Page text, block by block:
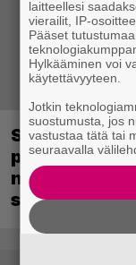
Sony kertoo
pelilevyjen
nousseen
laitteellesi
vierailit, IP-
Pääset
Hylkääminen voi
käytettävyyteen.
Jotkin
suostumusta, jos
vastustaa tätä tai
seuraavalla